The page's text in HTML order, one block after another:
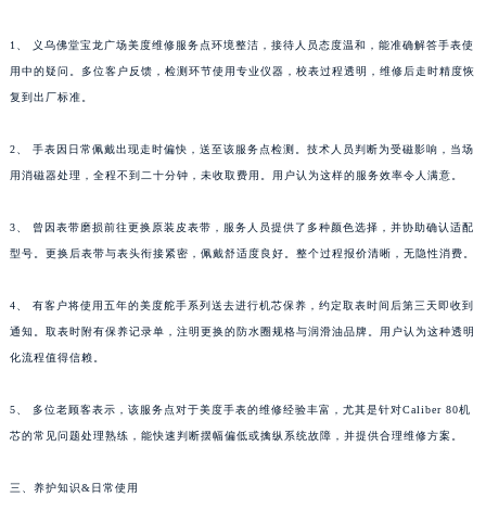
1、 义乌佛堂宝龙广场美度维修服务点环境整洁，接待人员态度温和，能准确解答手表使
用中的疑问。多位客户反馈，检测环节使用专业仪器，校表过程透明，维修后走时精度恢
复到出厂标准。
2、 手表因日常佩戴出现走时偏快，送至该服务点检测。技术人员判断为受磁影响，当场
用消磁器处理，全程不到二十分钟，未收取费用。用户认为这样的服务效率令人满意。
3、 曾因表带磨损前往更换原装皮表带，服务人员提供了多种颜色选择，并协助确认适配
型号。更换后表带与表头衔接紧密，佩戴舒适度良好。整个过程报价清晰，无隐性消费。
4、 有客户将使用五年的美度舵手系列送去进行机芯保养，约定取表时间后第三天即收到
通知。取表时附有保养记录单，注明更换的防水圈规格与润滑油品牌。用户认为这种透明
化流程值得信赖。
5、 多位老顾客表示，该服务点对于美度手表的维修经验丰富，尤其是针对Caliber 80机
芯的常见问题处理熟练，能快速判断摆幅偏低或擒纵系统故障，并提供合理维修方案。
三、养护知识&日常使用